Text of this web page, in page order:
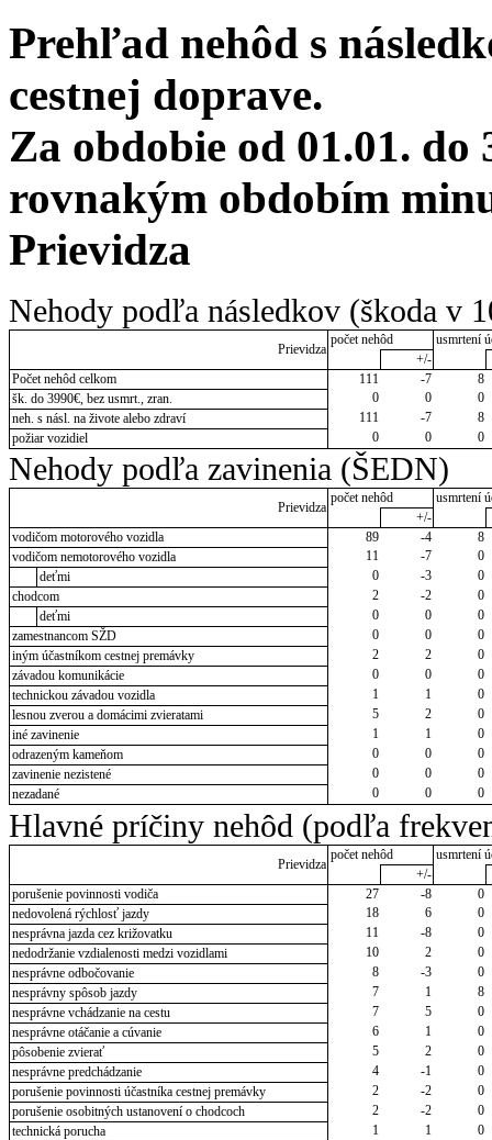
Prehľad nehôd s
cestnej doprave.
Za obdobie od 01.01. do
rovnakým obdobím
Prievidza
Nehody podľa následkov (škoda v
Prievidza
počet nehôd
usmrtení
+/-
Počet nehôd celkom
111 -7
8
šk. do 3990€, bez usmrt., zran.
0 0
0
neh. s násl. na živote alebo zdraví
111 -7
8
požiar vozidiel
0 0 0
Nehody podľa zavinenia (ŠEDN)
Prievidza
počet nehôd
usmrtení
+/-
vodičom motorového vozidla
89 -4
8
vodičom nemotorového vozidla
11 -7
0
deťmi
0 -3
0
chodcom
2 -2
0
deťmi
0 0
0
zamestnancom SŽD
0 0
0
iným účastníkom cestnej premávky
2 2
0
závadou komunikácie
0 0
0
technickou závadou vozidla
1 1
0
lesnou zverou a domácimi zvieratami
5 2
0
iné zavinenie
1 1
0
odrazeným kameňom
0 0
0
zavinenie nezistené
0 0
0
nezadané
0 0 0
Hlavné príčiny nehôd (podľa
Prievidza
počet nehôd
usmrtení
+/-
porušenie povinnosti vodiča
27 -8
0
nedovolená rýchlosť jazdy
18 6
0
nesprávna jazda cez križovatku
11 -8
0
nedodržanie vzdialenosti medzi vozidlami
10 2
0
nesprávne odbočovanie
8 -3
0
nesprávny spôsob jazdy
7 1
8
nesprávne vchádzanie na cestu
7 5
0
nesprávne otáčanie a cúvanie
6 1
0
pôsobenie zvierať
5 2
0
nesprávne predchádzanie
4 -1
0
porušenie povinnosti účastníka cestnej premávky
2 -2
0
porušenie osobitných ustanovení o chodcoch
2 -2
0
technická porucha
1 1
0